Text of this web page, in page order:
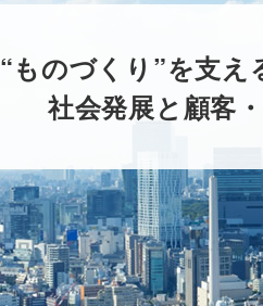
“ものづくり”を支え
社会発展と顧客